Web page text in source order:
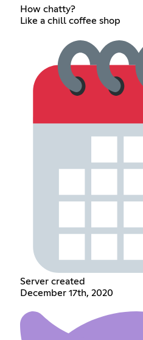
How chatty?
Like a chill coffee shop
Server created
December 17th, 2020